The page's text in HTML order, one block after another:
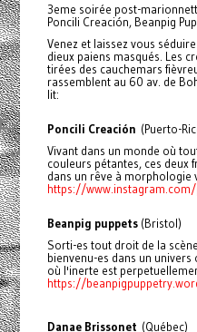
3eme soirée post-
Poncili Creación, Beanpig
Venez et laissez vous
dieux paiens masqués. Les
tirées des cauchemars
rassemblent au 60 av. de
lit:
Poncili Creación (Puerto-
Vivant dans un monde où
couleurs pétantes, ces deux
dans un rêve à morphologie
https://
Beanpig puppets (Bristol)
Sorti-es tout droit de la
bienvenu-es dans un
où l'inerte est
https://
Danae Brissonet (Québec)